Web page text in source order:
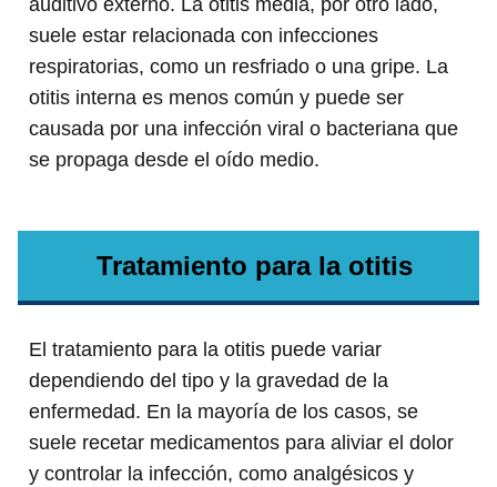
auditivo externo. La otitis media, por otro lado,
suele estar relacionada con infecciones
respiratorias, como un resfriado o una gripe. La
otitis interna es menos común y puede ser
causada por una infección viral o bacteriana que
se propaga desde el oído medio.
Tratamiento para la otitis
El tratamiento para la otitis puede variar
dependiendo del tipo y la gravedad de la
enfermedad. En la mayoría de los casos, se
suele recetar medicamentos para aliviar el dolor
y controlar la infección, como analgésicos y